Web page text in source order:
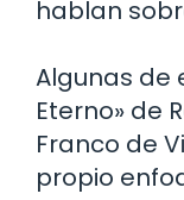
hablan
Algunas de
Eterno» de
Franco de
propio